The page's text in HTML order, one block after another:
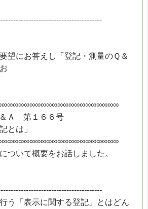
望にお答えし「登記・測量のＱ＆
Ａ 第１６６号
とは」
ついて概要をお話しました。
う「表示に関する登記」とはどん